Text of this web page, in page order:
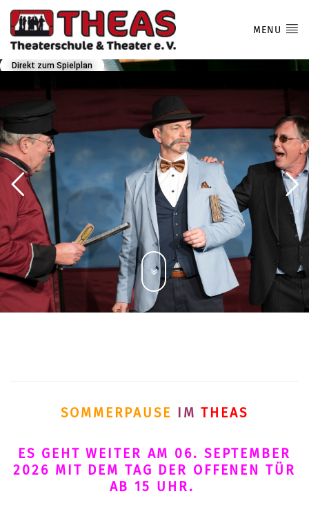
MENU
Direkt zum Spielplan
SOMMERPAUSE IM THEAS
ES GEHT WEITER AM 06. SEPTEMBER
2026 MIT DEM TAG DER OFFENEN TÜR
AB 15 UHR.